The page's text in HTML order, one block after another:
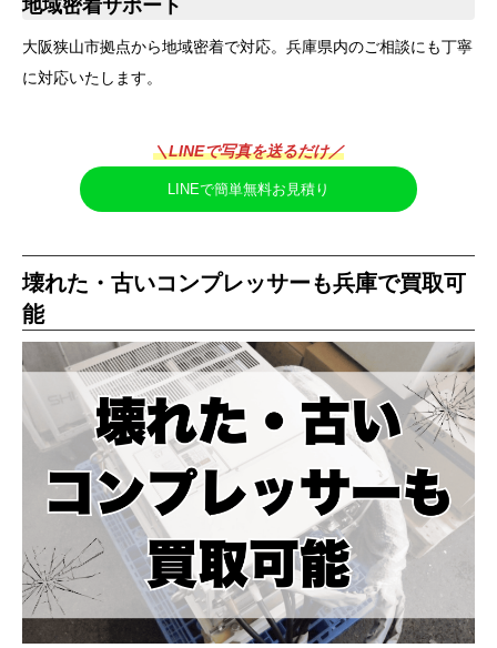
地域密着サポート
大阪狭山市拠点から地域密着で対応。兵庫県内のご相談にも丁寧
に対応いたします。
＼LINEで写真を送るだけ／
LINEで簡単無料お見積り
壊れた・古いコンプレッサーも兵庫で買取可
能